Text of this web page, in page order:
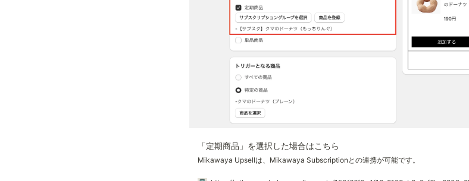
「定期商品」を選択した場合はこちら
Mikawaya Upsellは、Mikawaya Subscriptionとの連携が可能です。